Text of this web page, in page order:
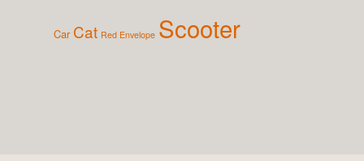
Car Cat Red Envelope Scooter